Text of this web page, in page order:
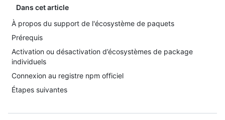
Dans cet article
À propos du support de l'écosystème de paquets
Prérequis
Activation ou désactivation d’écosystèmes de package
individuels
Connexion au registre npm officiel
Étapes suivantes